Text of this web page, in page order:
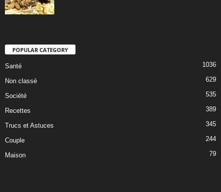
POPULAR CATEGORY
Santé 1036
Non classé 629
Société 535
Recettes 389
Trucs et Astuces 345
Couple 244
Maison 79